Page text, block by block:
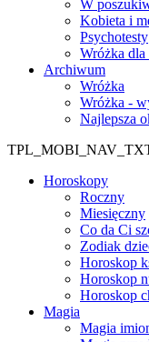
W
Kobieta i
Psychotesty
Wróżka dla
Archiwum
Wróżka
Wróżka -
Najlepsza
Horoskopy
Roczny
Miesięczny
Co da Ci
Zodiak
Horoskop
Horoskop
Horoskop
Magia
Magia